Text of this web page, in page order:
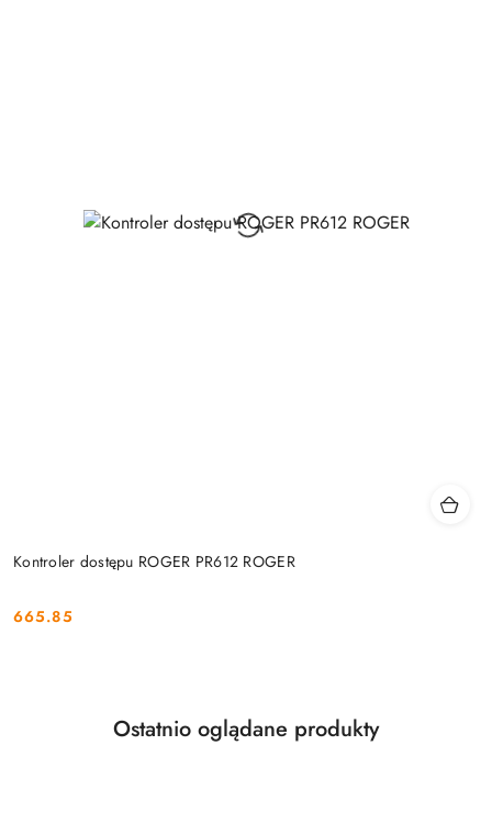
Kontroler dostępu ROGER PR612 ROGER
Cena:
665.85
Pomiń karuzelę produktów
Produkty
Ostatnio oglądane produkty